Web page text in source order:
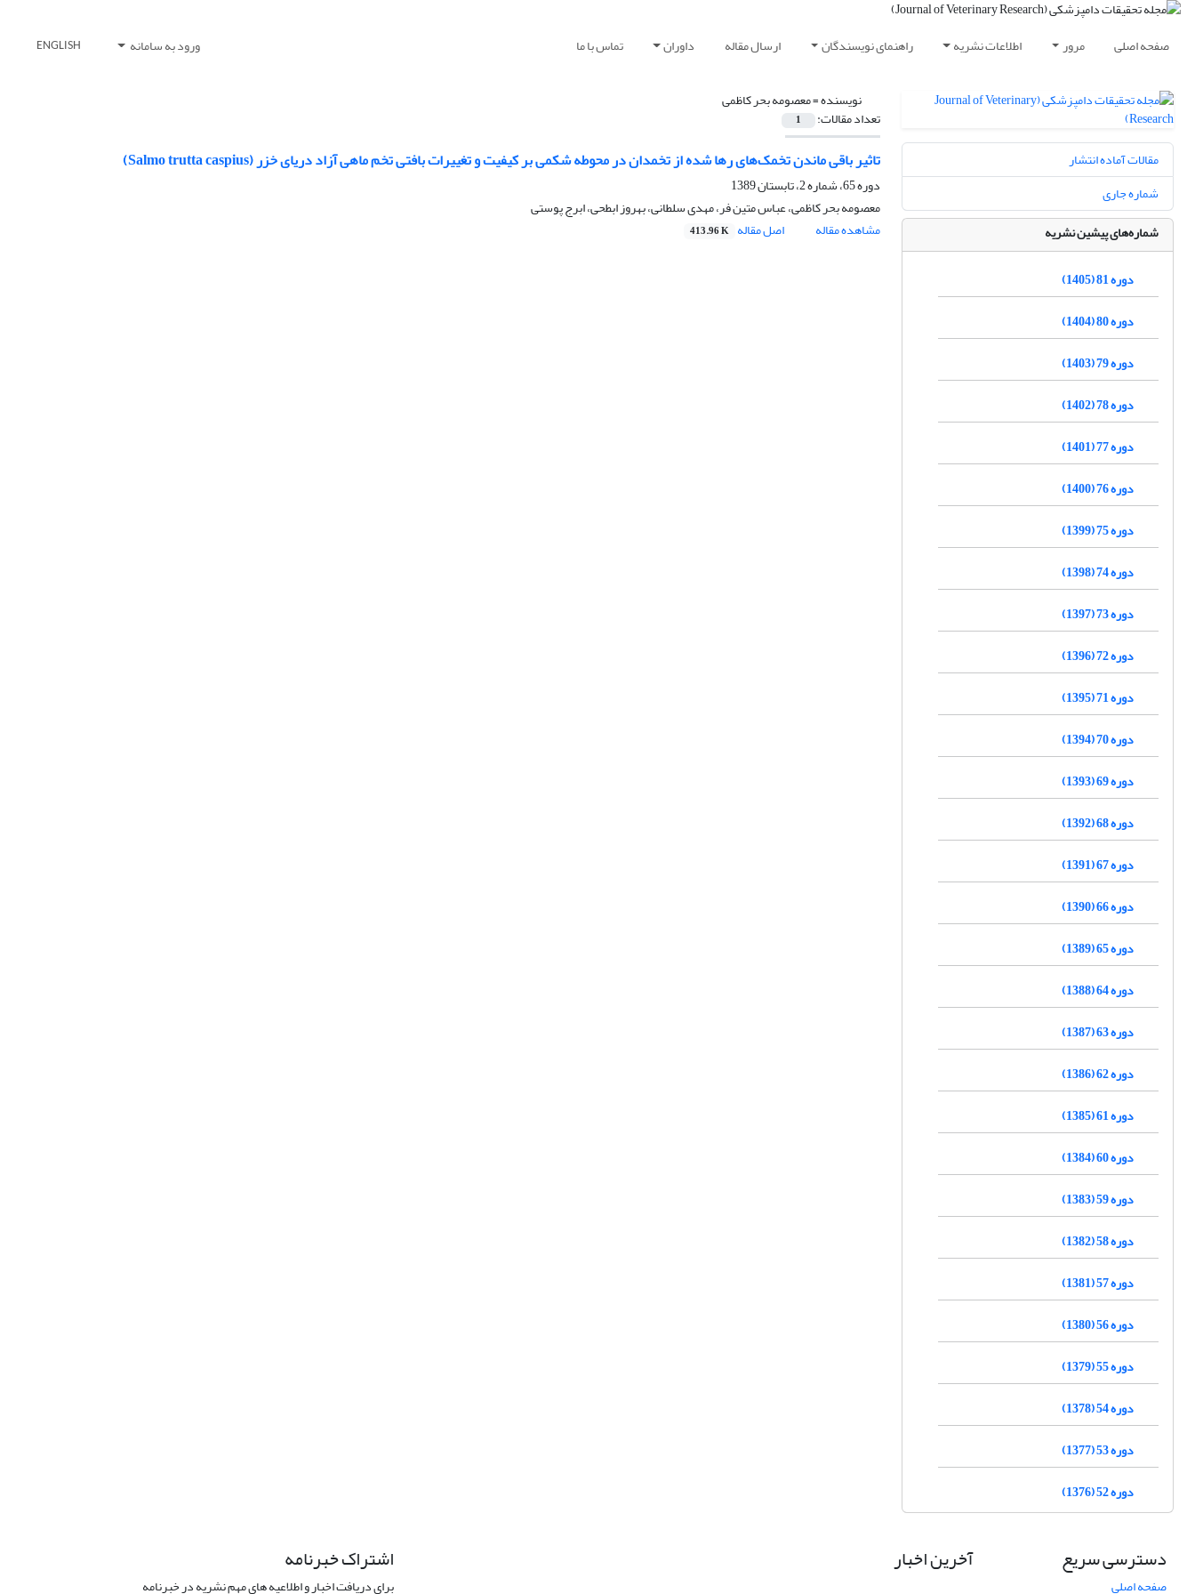
صفحه اصلی مرور اطلاعات نشریه راهنمای نویسندگان ارسال مقاله داوران تماس با ما ورود به سامانه ENGLISH
نویسنده =معصومه بحر کاظمی
تعداد مقالات: 1
تاثیر باقی ماندن تخمک‌های رها شده از تخمدان در محوطه شکمی بر کیفیت و تغییرات بافتی تخم ماهی آزاد دریای خزر ‌(Salmo trutta caspius)‌
دوره 65، شماره 2، تابستان 1389
معصومه بحر کاظمی، عباس متین فر، مهدی سلطانی، بهروز ابطحی، ابرج پوستی
مشاهده مقاله
اصل مقاله 413.96 K
مقالات آماده انتشار
شماره جاری
شماره‌های پیشین نشریه
دوره 81 (1405)
دوره 80 (1404)
دوره 79 (1403)
دوره 78 (1402)
دوره 77 (1401)
دوره 76 (1400)
دوره 75 (1399)
دوره 74 (1398)
دوره 73 (1397)
دوره 72 (1396)
دوره 71 (1395)
دوره 70 (1394)
دوره 69 (1393)
دوره 68 (1392)
دوره 67 (1391)
دوره 66 (1390)
دوره 65 (1389)
دوره 64 (1388)
دوره 63 (1387)
دوره 62 (1386)
دوره 61 (1385)
دوره 60 (1384)
دوره 59 (1383)
دوره 58 (1382)
دوره 57 (1381)
دوره 56 (1380)
دوره 55 (1379)
دوره 54 (1378)
دوره 53 (1377)
دوره 52 (1376)
دسترسی سریع
صفحه اصلی
آخرین اخبار اشتراک خبرنامه
برای دریافت اخبار و اطلاعیه های مهم نشریه در خبرنامه